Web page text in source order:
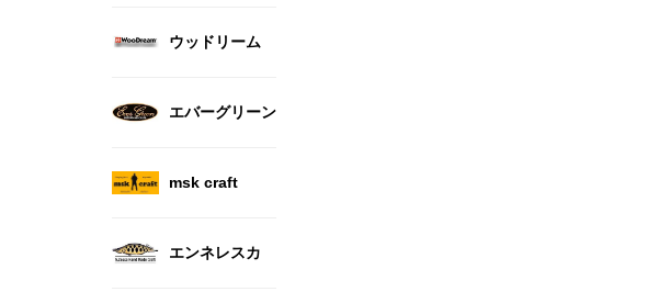
ウッドリーム
エバーグリーン
msk craft
エンネレスカ